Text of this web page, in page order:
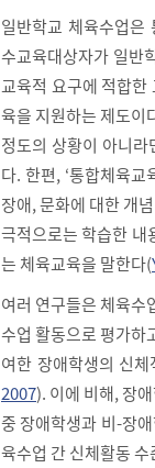
일반학교 체육수업
수교육대상자가 일반
교육적 요구에 적합
육을 지원하는 제도이
정도의 상황이 아니
다. 한편, ‘통합체육
장애, 문화에 대한 개
극적으로는 학습한 내
는 체육교육을 말한다(
여러 연구들은 체육수
수업 활동으로 평가하
여한 장애학생의 신
2007). 이에 비해, 장
중 장애학생과 비-장
육수업 간 신체활동